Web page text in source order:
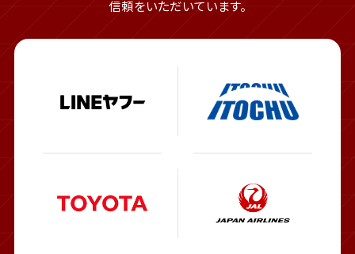
信頼をいただいています。